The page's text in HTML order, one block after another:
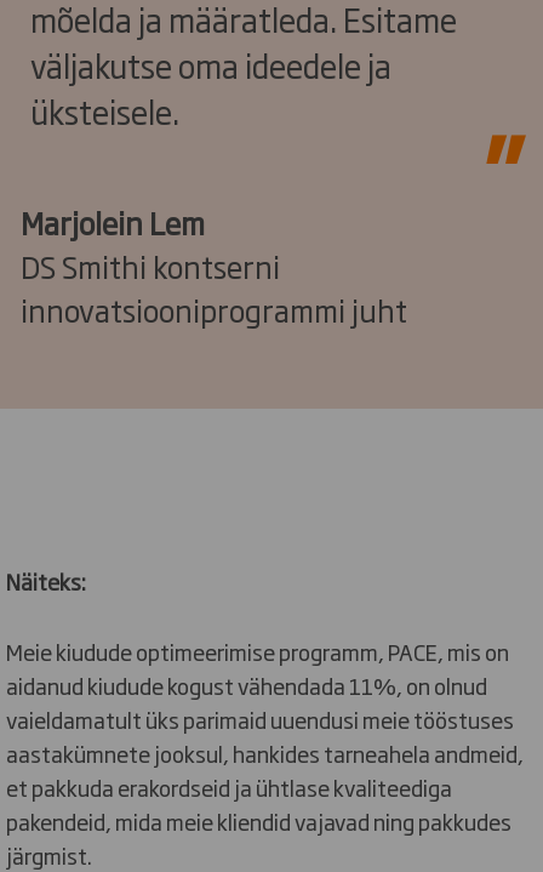
mõelda ja määratleda. Esitame
väljakutse oma ideedele ja
üksteisele.
Marjolein Lem
DS Smithi kontserni
innovatsiooniprogrammi juht
Näiteks:
Meie kiudude optimeerimise programm, PACE, mis on
aidanud kiudude kogust vähendada 11%, on olnud
vaieldamatult üks parimaid uuendusi meie tööstuses
aastakümnete jooksul, hankides tarneahela andmeid,
et pakkuda erakordseid ja ühtlase kvaliteediga
pakendeid, mida meie kliendid vajavad ning pakkudes
järgmist.